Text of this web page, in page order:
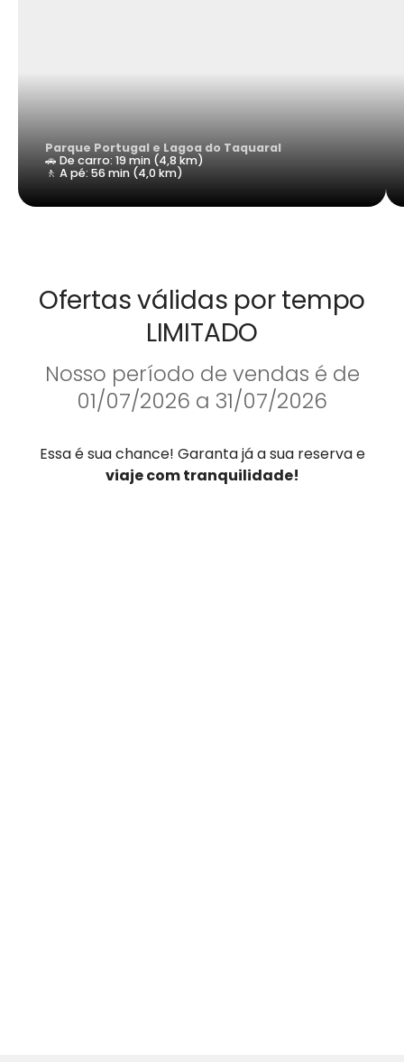
Parque Portugal e Lagoa do Taquaral
🚗 De carro: 19 min (4,8 km)
🚶 A pé: 56 min (4,0 km)
Ofertas válidas por tempo
LIMITADO
Nosso período de vendas é de
01/07/2026 a 31/07/2026
Essa é sua chance! Garanta já a sua reserva e
viaje com tranquilidade!